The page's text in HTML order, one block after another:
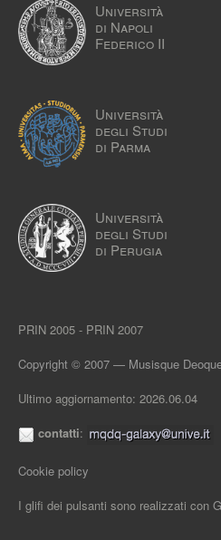
Università
di Napoli
Federico II
Università
degli Studi
di Parma
Università
degli Studi
di Perugia
PRIN 2005 - PRIN 2007
Copyright © 2007 — Musisque
Ultimo aggiornamento: 2026.06.04
contatti:
Cookie policy
I glifi dei pulsanti sono realizzati con